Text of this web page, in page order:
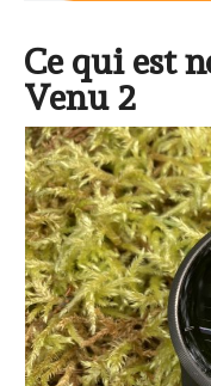
Ce qui est
Venu 2